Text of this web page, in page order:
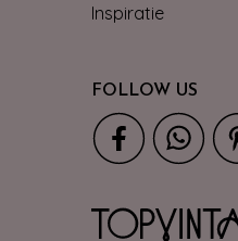
Inspiratie
FOLLOW US